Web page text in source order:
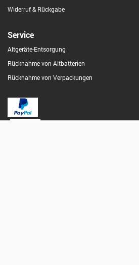
Widerruf & Rückgabe
Service
Altgeräte-Entsorgung
Rücknahme von Altbatterien
Rücknahme von Verpackungen